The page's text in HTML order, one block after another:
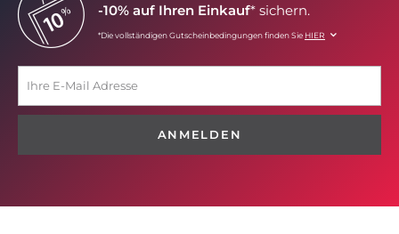
-10% auf Ihren Einkauf* sichern.
*Die vollständigen Gutscheinbedingungen finden Sie HIER
ANMELDEN